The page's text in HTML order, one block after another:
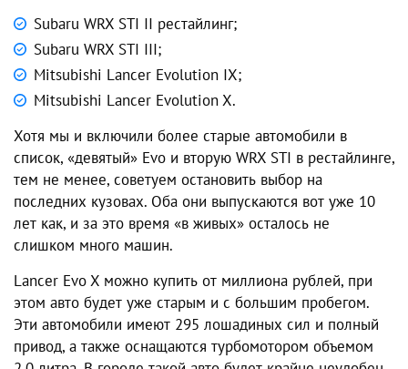
Subaru WRX STI II рестайлинг;
Subaru WRX STI III;
Mitsubishi Lancer Evolution IX;
Mitsubishi Lancer Evolution X.
Хотя мы и включили более старые автомобили в
список, «девятый» Evo и вторую WRX STI в рестайлинге,
тем не менее, советуем остановить выбор на
последних кузовах. Оба они выпускаются вот уже 10
лет как, и за это время «в живых» осталось не
слишком много машин.
Lancer Evo X можно купить от миллиона рублей, при
этом авто будет уже старым и с большим пробегом.
Эти автомобили имеют 295 лошадиных сил и полный
привод, а также оснащаются турбомотором объемом